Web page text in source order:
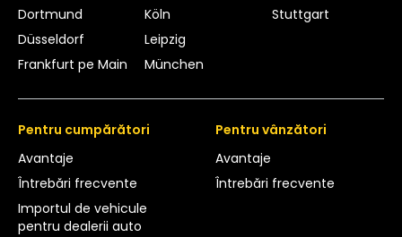
Dortmund
Düsseldorf
Frankfurt pe Main
Köln
Leipzig
München
Stuttgart
Pentru cumpărători
Avantaje
Întrebări frecvente
Importul de vehicule
pentru dealerii auto
Pentru vânzători
Avantaje
Întrebări frecvente